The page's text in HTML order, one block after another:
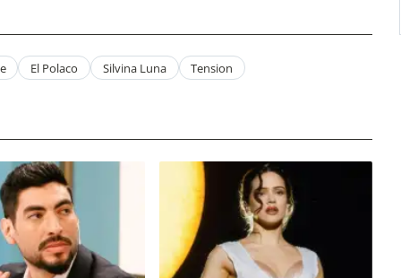
El Polaco Silvina Luna Tension